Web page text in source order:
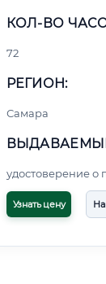
КОЛ-ВО
72
РЕГИОН:
Самара
удостоверение
Узнать цену